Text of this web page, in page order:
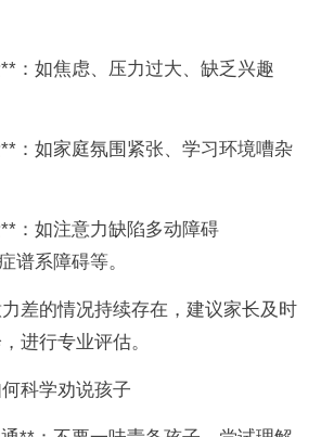
：如焦虑、压力过大、缺乏兴趣
：如家庭氛围紧张、学习环境嘈杂
：如注意力缺陷多动障碍
谱系障碍等。
差的情况持续存在，建议家长及时
进行专业评估。
科学劝说孩子